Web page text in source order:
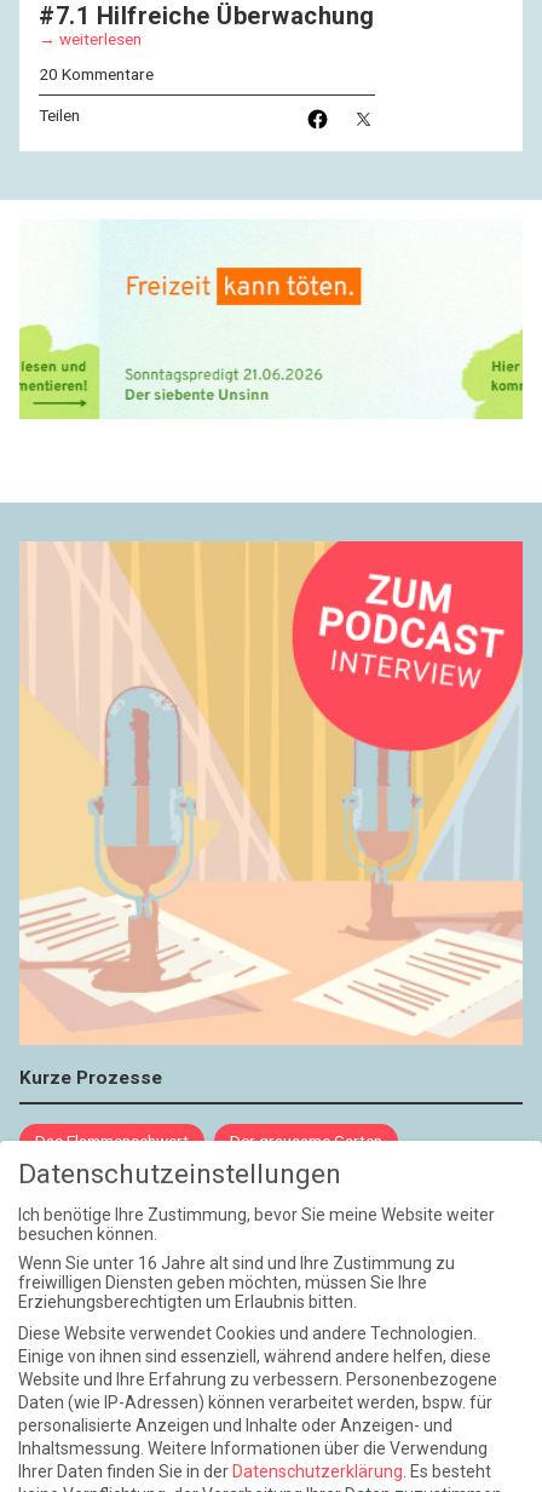
#7.1 Hilfreiche Überwachung
weiterlesen
20 Kommentare
Teilen
Kurze Prozesse
Das Flammenschwert Der grausame Garten
NIEMALS UND AUCH DANN NICHT
Weite Reisen
Atlantische Turbulenzen DIE ELF
Die Zeit der Ringelblumen ist vorbei Europa im Kopf
Fast am Ziel Frühling in Florenz In der Blase
Leben lernen / Ein Versuch Trinken. Träumen. Trösten.
Triple-Edinburgher mit Ketchup WACHS!
Datenschutzeinstellungen
Ich benötige Ihre Zustimmung, bevor Sie meine Website weiter
besuchen können.
Wenn Sie unter 16 Jahre alt sind und Ihre Zustimmung zu
freiwilligen Diensten geben möchten, müssen Sie Ihre
Erziehungsberechtigten um Erlaubnis bitten.
Diese Website verwendet Cookies und andere Technologien.
Einige von ihnen sind essenziell, während andere helfen, diese
Website und Ihre Erfahrung zu verbessern. Personenbezogene
Daten (wie IP-Adressen) können verarbeitet werden, bspw. für
personalisierte Anzeigen und Inhalte oder Anzeigen- und
Inhaltsmessung. Weitere Informationen über die Verwendung
Ihrer Daten finden Sie in der Datenschutzerklärung Es besteht